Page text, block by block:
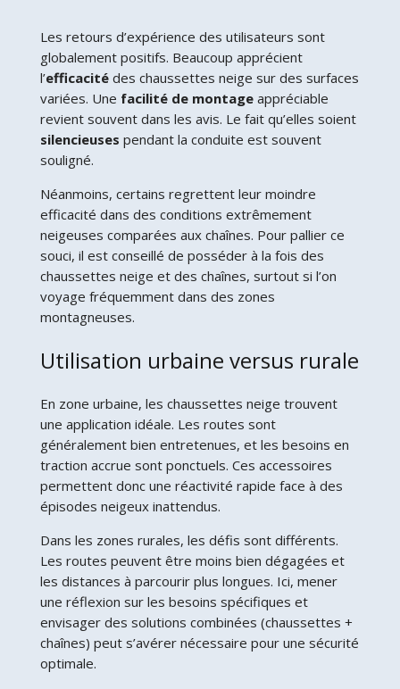
Les retours d’expérience des utilisateurs sont
globalement positifs. Beaucoup apprécient
l’efficacitédes chaussettes neige sur des surfaces
variées. Une facilité de montageappréciable
revient souvent dans les avis. Le fait qu’elles soient
silencieuses pendant la conduite est souvent
souligné.
Néanmoins, certains regrettent leur moindre
efficacité dans des conditions extrêmement
neigeuses comparées aux chaînes. Pour pallier ce
souci, il est conseillé de posséder à la fois des
chaussettes neige et des chaînes, surtout si l’on
voyage fréquemment dans des zones
montagneuses.
Utilisation urbaine versus rurale
En zone urbaine, les chaussettes neige trouvent
une application idéale. Les routes sont
généralement bien entretenues, et les besoins en
traction accrue sont ponctuels. Ces accessoires
permettent donc une réactivité rapide face à des
épisodes neigeux inattendus.
Dans les zones rurales, les défis sont différents.
Les routes peuvent être moins bien dégagées et
les distances à parcourir plus longues. Ici, mener
une réflexion sur les besoins spécifiques et
envisager des solutions combinées (chaussettes +
chaînes) peut s’avérer nécessaire pour une sécurité
optimale.